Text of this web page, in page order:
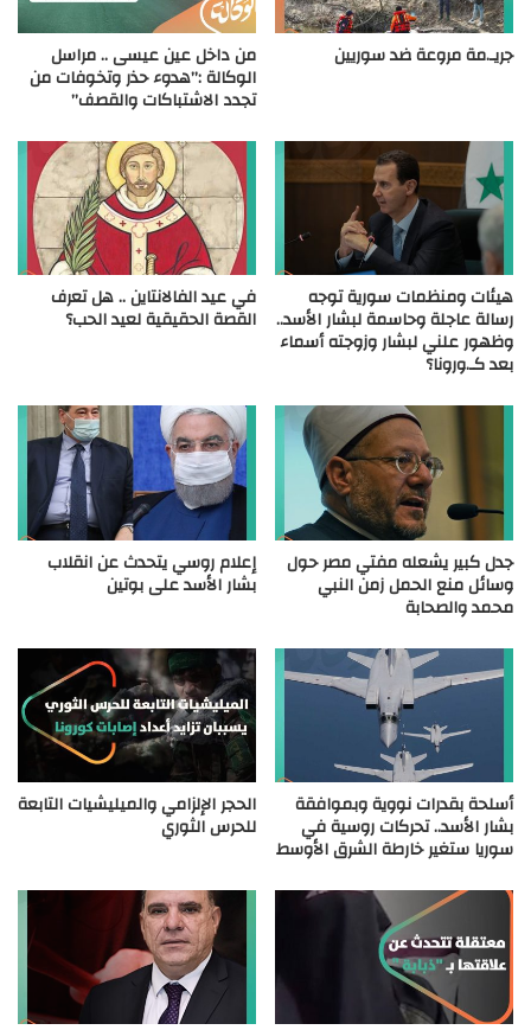
جريـ.مة مروعة ضد سوريين من داخل عين عيسى .. مراسل
الوكالة :”هدوء حذر وتخوفات من
تجدد الاشتباكات والقصف”
هيئات ومنظمات سورية توجه
رسالة عاجلة وحاسمة لبشار الأسد..
وظهور علني لبشار وزوجته أسماء
بعد كـ.ورونا؟
في عيد الفالانتاين .. هل تعرف
القصة الحقيقية لعيد الحب؟
جدل كبير يشعله مفتي مصر حول
وسائل منع الحمل زمن النبي
محمد والصحابة
إعلام روسي يتحدث عن انقلاب
بشار الأسد على بوتين
أسلحة بقدرات نووية وبموافقة
بشار الأسد.. تحركات روسية في
سوريا ستغير خارطة الشرق الأوسط
الحجر الإلزامي والميليشيات التابعة
للحرس الثوري